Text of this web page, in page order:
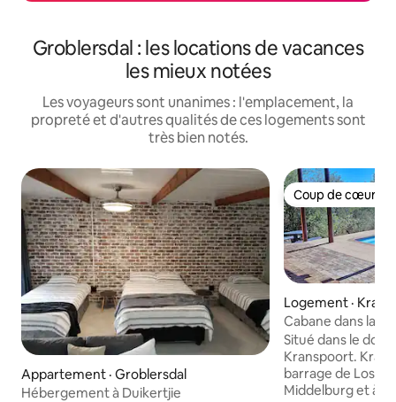
Groblersdal : les locations de vacances
les mieux notées
Les voyageurs sont unanimes : l'emplacement, la
propreté et d'autres qualités de ces logements sont
très bien notés.
Appartement · Groblersdal
Hébergement à Duikertjie
Coup de cœur
Coup de cœur
Logement ·
edorp
Cabane dans la
Situé dans le
Kranspoort.
barrage de
Middelburg et à